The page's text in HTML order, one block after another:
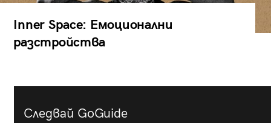
Inner Space: Емоционални
разстройства
Следвай GoGuide